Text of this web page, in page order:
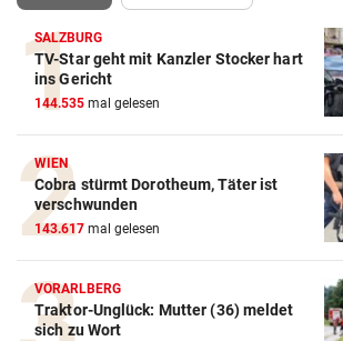
SALZBURG
TV-Star geht mit Kanzler Stocker hart
ins Gericht
144.535 mal gelesen
WIEN
Cobra stürmt Dorotheum, Täter ist
verschwunden
143.617 mal gelesen
VORARLBERG
Traktor-Unglück: Mutter (36) meldet
sich zu Wort